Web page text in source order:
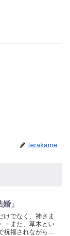
terakame
」
でなく、神さま
・また、草木とい
祝福されながら生